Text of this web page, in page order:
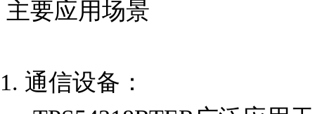
1. 通信设备：